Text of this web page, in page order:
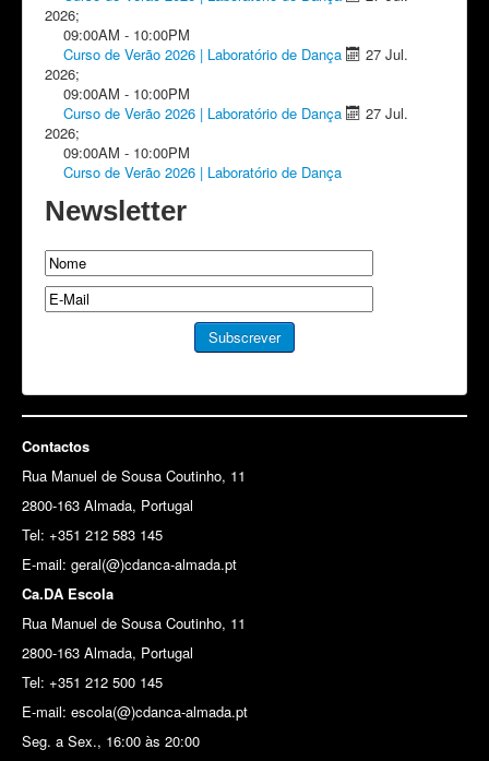
2026;
09:00AM - 10:00PM
Curso de Verão 2026 | Laboratório de Dança
27 Jul.
2026;
09:00AM - 10:00PM
Curso de Verão 2026 | Laboratório de Dança
27 Jul.
2026;
09:00AM - 10:00PM
Curso de Verão 2026 | Laboratório de Dança
Newsletter
Contactos
Rua Manuel de Sousa Coutinho, 11
2800-163 Almada, Portugal
Tel: +351 212 583 145
E-mail: geral(@)cdanca-almada.pt
Ca.DA Escola
Rua Manuel de Sousa Coutinho, 11
2800-163 Almada, Portugal
Tel: +351 212 500 145
E-mail: escola(@)cdanca-almada.pt
Seg. a Sex., 16:00 às 20:00